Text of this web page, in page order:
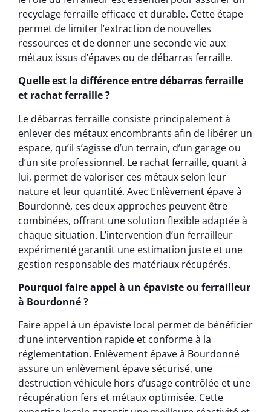
recyclage ferraille efficace et durable. Cette étape
permet de limiter l’extraction de nouvelles
ressources et de donner une seconde vie aux
métaux issus d’épaves ou de débarras ferraille.
Quelle est la différence entre débarras ferraille
et rachat ferraille ?
Le débarras ferraille consiste principalement à
enlever des métaux encombrants afin de libérer un
espace, qu’il s’agisse d’un terrain, d’un garage ou
d’un site professionnel. Le rachat ferraille, quant à
lui, permet de valoriser ces métaux selon leur
nature et leur quantité. Avec Enlèvement épave à
Bourdonné, ces deux approches peuvent être
combinées, offrant une solution flexible adaptée à
chaque situation. L’intervention d’un ferrailleur
expérimenté garantit une estimation juste et une
gestion responsable des matériaux récupérés.
Pourquoi faire appel à un épaviste ou ferrailleur
à Bourdonné ?
Faire appel à un épaviste local permet de bénéficier
d’une intervention rapide et conforme à la
réglementation. Enlèvement épave à Bourdonné
assure un enlèvement épave sécurisé, une
destruction véhicule hors d’usage contrôlée et une
récupération fers et métaux optimisée. Cette